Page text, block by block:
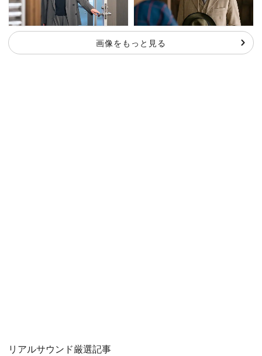
画像をもっと見る
リアルサウンド厳選記事